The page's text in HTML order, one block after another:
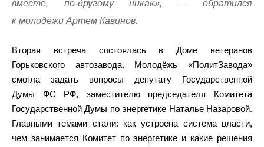
вместе, по‑другому никак», — обратился
к молодёжи Артем Кавинов.
Вторая встреча состоялась в Доме ветеранов
Горьковского автозавода. Молодёжь «ПолитЗавода»
смогла задать вопросы депутату Государственной
Думы ФС РФ, заместителю председателя Комитета
Государственной Думы по энергетике Наталье Назаровой.
Главными темами стали: как устроена система власти,
чем занимается Комитет по энергетике и какие решения